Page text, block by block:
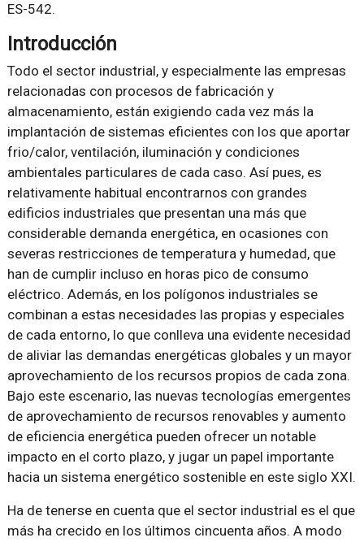
ES-542.
Introducción
Todo el sector industrial, y especialmente las empresas
relacionadas con procesos de fabricación y
almacenamiento, están exigiendo cada vez más la
implantación de sistemas eficientes con los que aportar
frio/calor, ventilación, iluminación y condiciones
ambientales particulares de cada caso. Así pues, es
relativamente habitual encontrarnos con grandes
edificios industriales que presentan una más que
considerable demanda energética, en ocasiones con
severas restricciones de temperatura y humedad, que
han de cumplir incluso en horas pico de consumo
eléctrico. Además, en los polígonos industriales se
combinan a estas necesidades las propias y especiales
de cada entorno, lo que conlleva una evidente necesidad
de aliviar las demandas energéticas globales y un mayor
aprovechamiento de los recursos propios de cada zona.
Bajo este escenario, las nuevas tecnologías emergentes
de aprovechamiento de recursos renovables y aumento
de eficiencia energética pueden ofrecer un notable
impacto en el corto plazo, y jugar un papel importante
hacia un sistema energético sostenible en este siglo XXI.
Ha de tenerse en cuenta que el sector industrial es el que
más ha crecido en los últimos cincuenta años. A modo